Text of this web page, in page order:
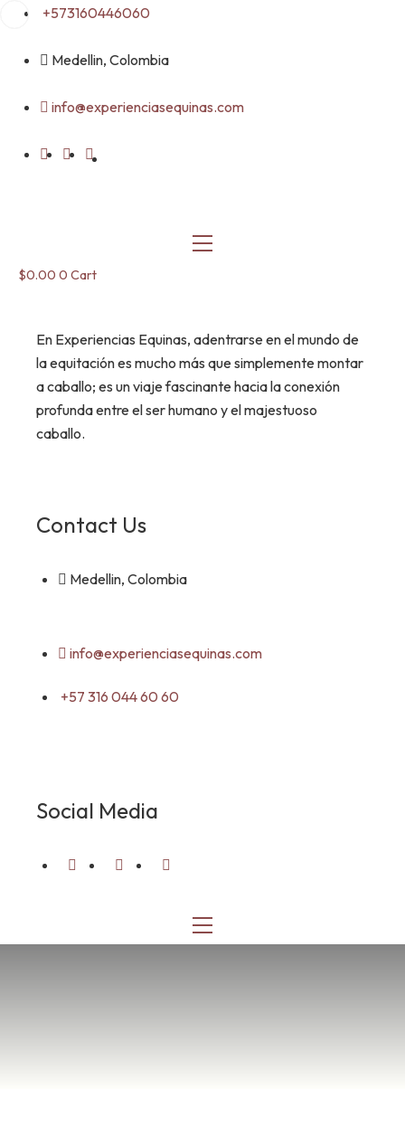
Skip
content
+573160446060
Medellin, Colombia
info@experienciasequinas.com
$0.00 0 Cart
En Experiencias Equinas, adentrarse en el mundo de
la equitación es mucho más que simplemente montar
a caballo; es un viaje fascinante hacia la conexión
profunda entre el ser humano y el majestuoso
caballo.
Contact Us
Medellin, Colombia
info@experienciasequinas.com
+57 316 044 60 60
Social Media